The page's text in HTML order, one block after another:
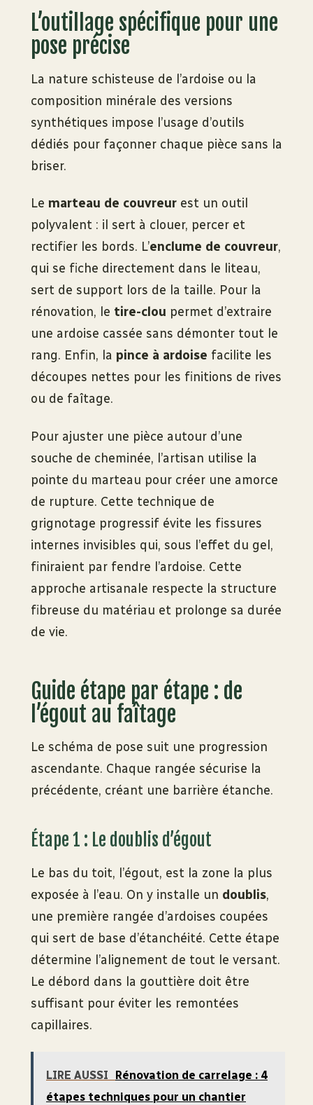
L’outillage spécifique pour une
pose précise
La nature schisteuse de l’ardoise ou la
composition minérale des versions
synthétiques impose l’usage d’outils
dédiés pour façonner chaque pièce sans la
briser.
Le marteau de couvreur est un outil
polyvalent : il sert à clouer, percer et
rectifier les bords. L’enclume de couvreur,
qui se fiche directement dans le liteau,
sert de support lors de la taille. Pour la
rénovation, le tire-clou permet d’extraire
une ardoise cassée sans démonter tout le
rang. Enfin, la pince à ardoise facilite les
découpes nettes pour les finitions de rives
ou de faîtage.
Pour ajuster une pièce autour d’une
souche de cheminée, l’artisan utilise la
pointe du marteau pour créer une amorce
de rupture. Cette technique de
grignotage progressif évite les fissures
internes invisibles qui, sous l’effet du gel,
finiraient par fendre l’ardoise. Cette
approche artisanale respecte la structure
fibreuse du matériau et prolonge sa durée
de vie.
Guide étape par étape : de
l’égout au faîtage
Le schéma de pose suit une progression
ascendante. Chaque rangée sécurise la
précédente, créant une barrière étanche.
Étape 1 : Le doublis d’égout
Le bas du toit, l’égout, est la zone la plus
exposée à l’eau. On y installe un doublis,
une première rangée d’ardoises coupées
qui sert de base d’étanchéité. Cette étape
détermine l’alignement de tout le versant.
Le débord dans la gouttière doit être
suffisant pour éviter les remontées
capillaires.
LIRE AUSSI
Rénovation de carrelage : 4
étapes techniques pour un chantier